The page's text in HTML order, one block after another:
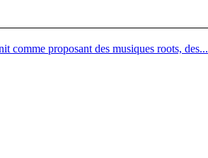
comme proposant des musiques roots, des...